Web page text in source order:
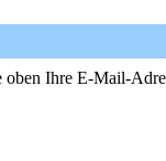
oben Ihre E-Mail-